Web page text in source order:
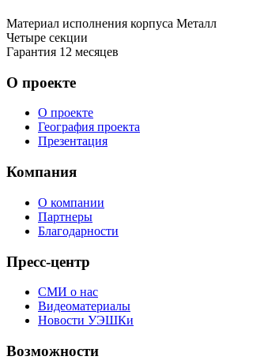
Материал исполнения корпуса Металл
Четыре секции
Гарантия 12 месяцев
О проекте
О проекте
География проекта
Презентация
Компания
О компании
Партнеры
Благодарности
Пресс-центр
СМИ о нас
Видеоматериалы
Новости УЭШКи
Возможности